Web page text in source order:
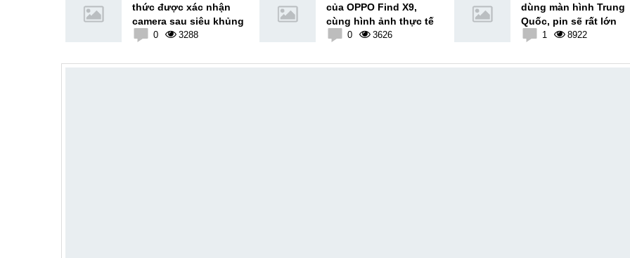
thức được xác nhận
camera sau siêu khủng
0 3288
của OPPO Find X9,
cùng hình ảnh thực tế
0 3626
dùng màn hình Trung
Quốc, pin sẽ rất lớn
1 8922